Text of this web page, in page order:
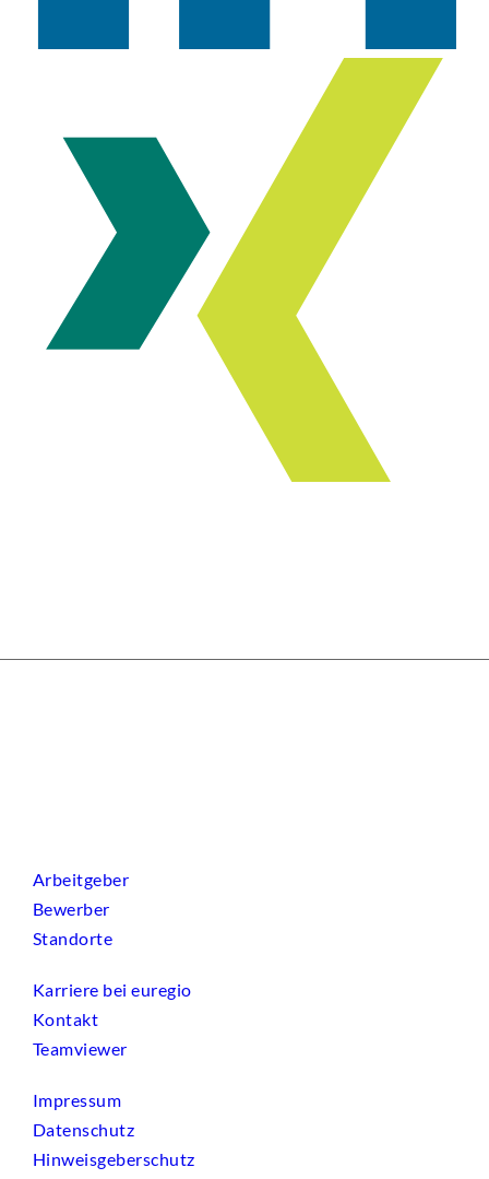
Arbeitgeber
Bewerber
Standorte
Karriere bei euregio
Kontakt
Teamviewer
Impressum
Datenschutz
Hinweisgeberschutz